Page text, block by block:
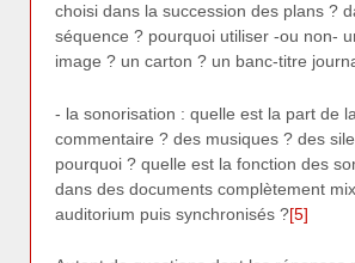
choisi dans la succession des plans ?
séquence ? pourquoi utiliser -ou non-
image ? un carton ? un banc-titre
- la sonorisation : quelle est la part de
commentaire ? des musiques ? des
pourquoi ? quelle est la fonction des
dans des documents complètement
auditorium puis synchronisés ?[5]